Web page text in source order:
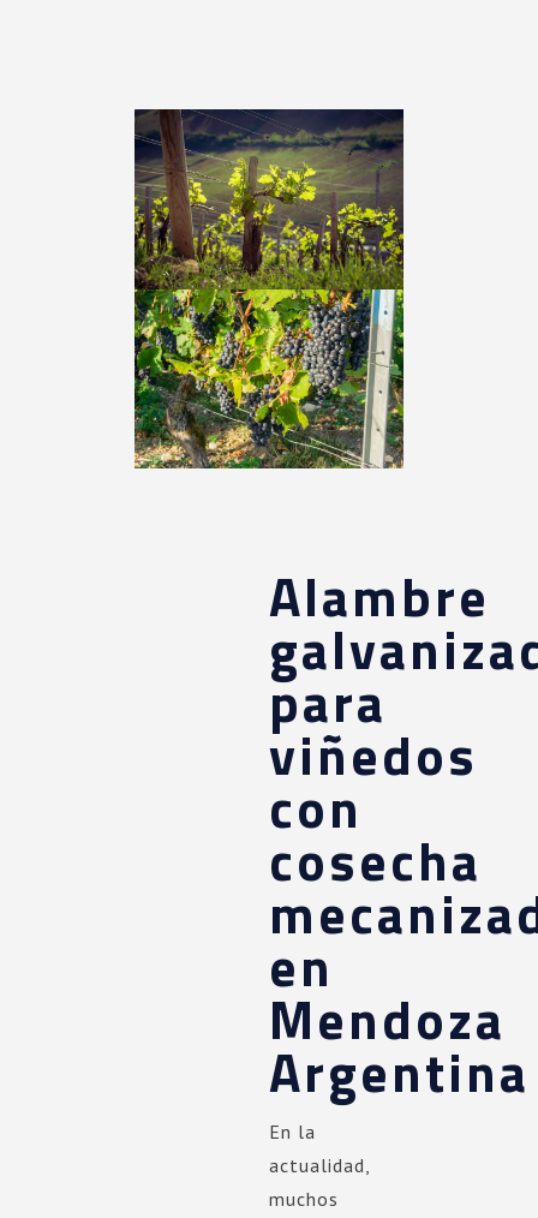
Alambre
para
viñedos
con
cosecha
en
Mendoza
Argentina
En la
actualidad,
muchos